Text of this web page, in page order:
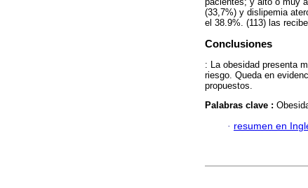
(33,7%) y dislipemia
el 38.9%. (113) las
Conclusiones
: La obesidad presenta
riesgo. Queda en
propuestos.
Palabras clave :
· resumen en